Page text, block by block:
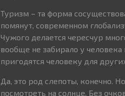
Туризм – та форма
помянут, современном
Чужого делается чересчур
вообще не забирало у
пригодятся человеку для
Да, это род слепоты, конечно.
посмотреть на солнце. Без